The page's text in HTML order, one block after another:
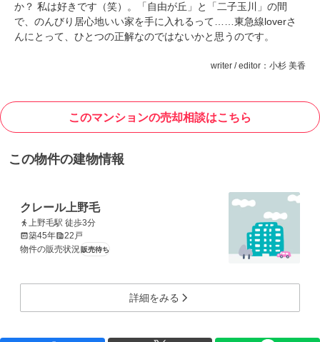
か？ 私は好きです（笑）。「自由が丘」と「二子玉川」の間
で、のんびり居心地いい家を手に入れるって……東急線loverさ
んにとって、ひとつの正解なのではないかと思うのです。
writer / editor：小杉 美香
このマンションの売却相談はこちら
この物件の建物情報
クレール上野毛
上野毛駅 徒歩3分
築45年
22戸
物件の販売状況販売待ち
詳細をみる